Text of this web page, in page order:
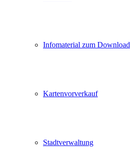
Infomaterial zum Download
Kartenvorverkauf
Stadtverwaltung